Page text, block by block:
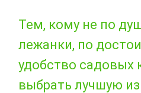
Тем, кому не по
лежанки, по
удобство садовых
выбрать лучшую